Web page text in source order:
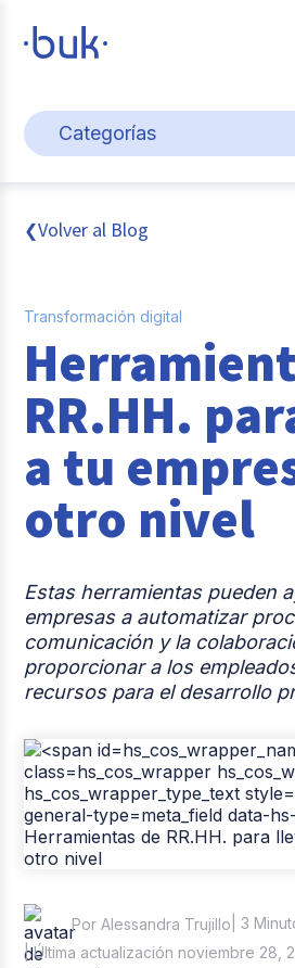
Perú
Categorías
Gestión de personas
Cultura y bienestar laboral
Sistema pagos y planillas
Entrevistas
Buk
Reclutamiento y selección
Casos de éxito
Columna del Experto
Pago de nómina
Reclutamiento y Selección
❮Volver al Blog
Transformación digital
RR.HH.
a tu
otro nivel
Estas herramientas pueden
empresas a automatizar
comunicación y la
proporcionar a los
recursos para el desarrollo
Por Alessandra Trujillo | 3
| Última actualización noviembre 28,